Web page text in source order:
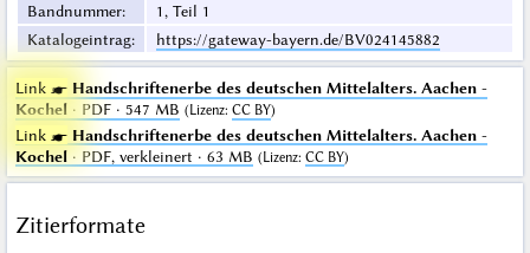
Bandnummer:
1, Teil 1
Katalogeintrag: https://gateway-bayern.de/BV024145882
Link ☛ Handschriftenerbe des deutschen Mittelalters. Aachen -
Kochel· PDF · 547 MB (Lizenz: CC BY)
Link ☛ Handschriftenerbe des deutschen Mittelalters. Aachen -
Kochel· PDF, verkleinert · 63 MB (Lizenz: CC BY)
Zitierformate